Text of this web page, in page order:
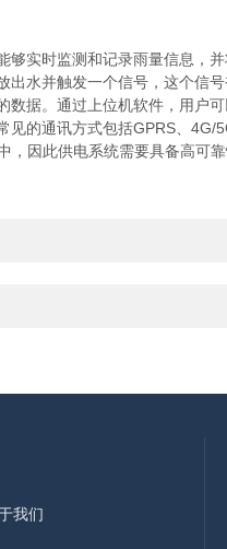
实时监测和记录雨量信息，并
并触发一个信号，这个信号
。通过上位机软件，用户可
的通讯方式包括GPRS、4G/
因此供电系统需要具备高可
我们